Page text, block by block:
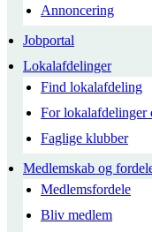
Annoncering
Jobportal
Lokalafdelinger
Find lokalafdeling
For lokalafdelinger
Faglige klubber
Medlemskab og
Medlemsfordele
Bliv medlem